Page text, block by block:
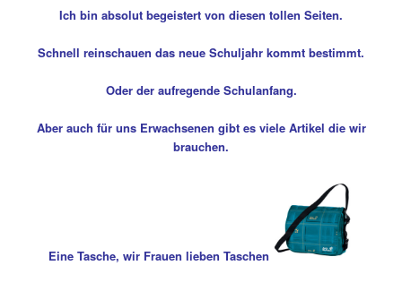
Ich bin absolut begeistert von diesen tollen Seiten.
Schnell reinschauen das neue Schuljahr kommt bestimmt.
Oder der aufregende Schulanfang.
Aber auch für uns Erwachsenen gibt es viele Artikel die wir
brauchen.
Eine Tasche, wir Frauen lieben Taschen